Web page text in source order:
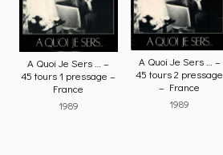
A Quoi Je Sers … –
45 tours 1 pressage –
France
1989
A Quoi Je Sers … –
45 tours 2 pressage
– France
1989